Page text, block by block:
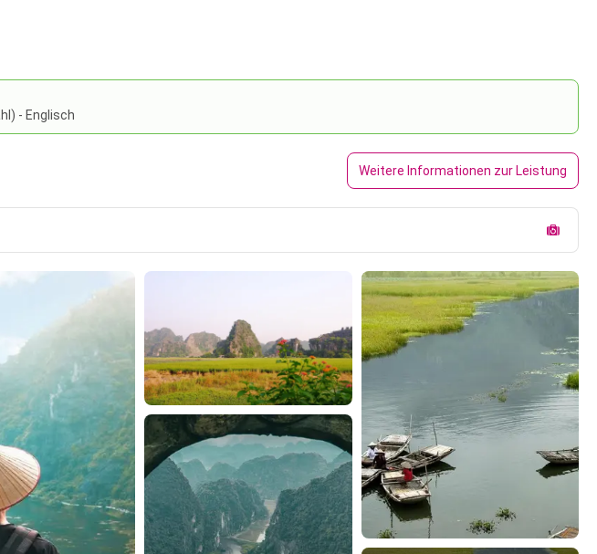
- Englisch
Weitere Informationen zur Leistung